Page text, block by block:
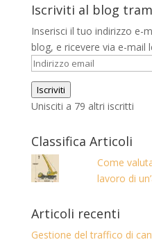
Iscriviti al blog
Inserisci il tuo indirizzo e-
blog, e ricevere via e-mail
Indirizzo
email
Iscriviti
Unisciti a 79 altri iscritti
Classifica Articoli
Come
lavoro di
Articoli recenti
Gestione del traffico di